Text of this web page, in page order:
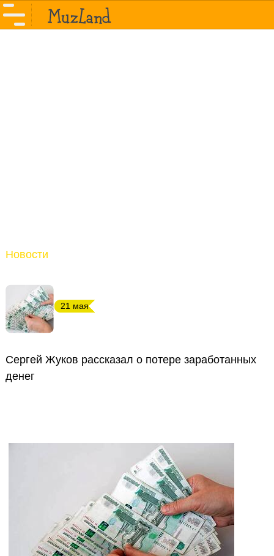
Новости
21 мая
Сергей Жуков рассказал о потере заработанных
денег